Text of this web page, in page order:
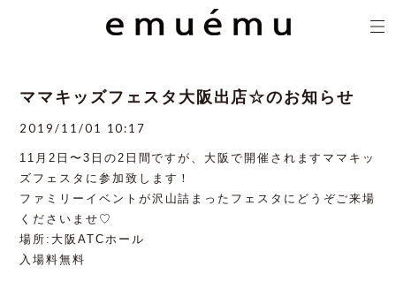
ママキッズフェスタ大阪出店☆のお知らせ
2019/11/01 10:17
11月2日〜3日の2日間ですが、大阪で開催されますママキッ
ズフェスタに参加致します！
ファミリーイベントが沢山詰まったフェスタにどうぞご来場
くださいませ♡
場所:大阪ATCホール
入場料無料